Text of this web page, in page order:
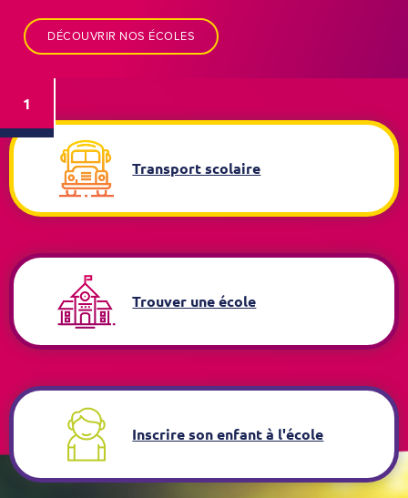
1
3
4
DÉCOUVRIR NOS ÉCOLES
Transport scolaire
Trouver une école
Inscrire son enfant à l'école